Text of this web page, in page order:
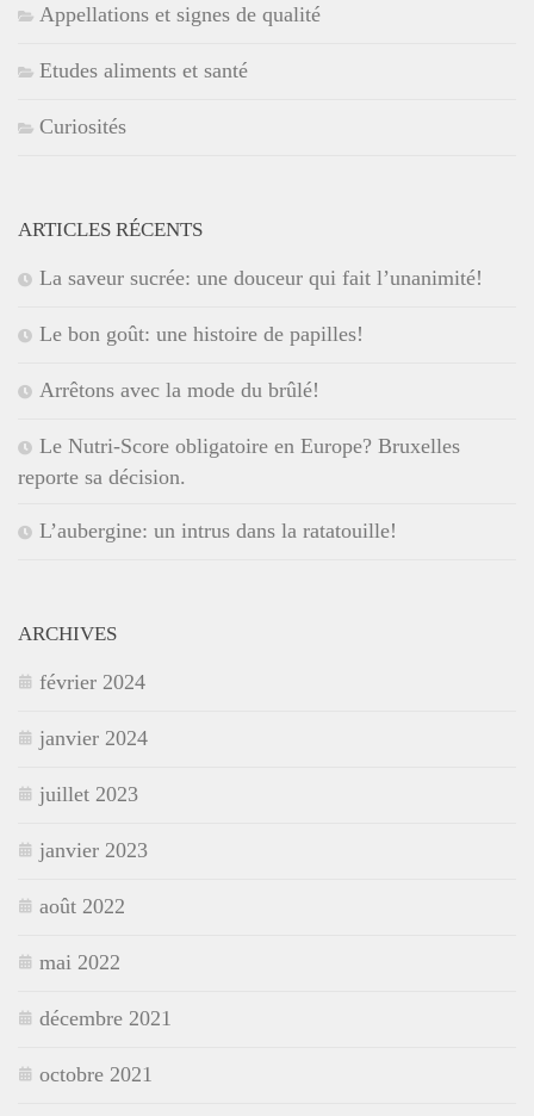
Appellations et signes de qualité
Etudes aliments et santé
Curiosités
ARTICLES RÉCENTS
La saveur sucrée: une douceur qui fait l’unanimité!
Le bon goût: une histoire de papilles!
Arrêtons avec la mode du brûlé!
Le Nutri-Score obligatoire en Europe? Bruxelles
reporte sa décision.
L’aubergine: un intrus dans la ratatouille!
ARCHIVES
février 2024
janvier 2024
juillet 2023
janvier 2023
août 2022
mai 2022
décembre 2021
octobre 2021